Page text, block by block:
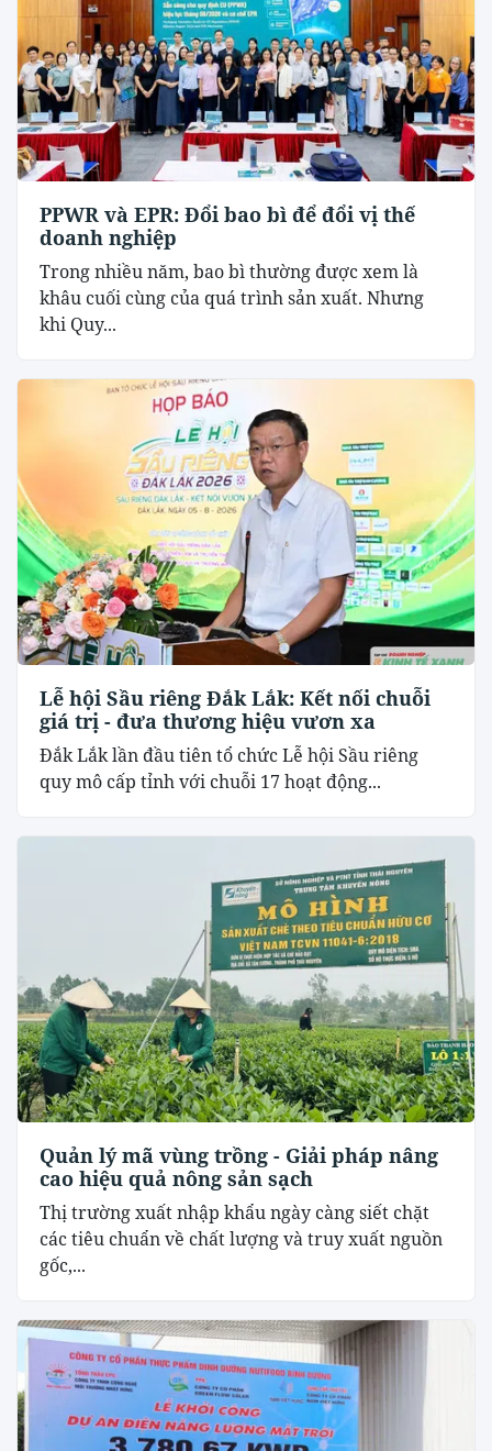
PPWR và EPR: Đổi bao bì để đổi vị thế
doanh nghiệp
Trong nhiều năm, bao bì thường được xem là
khâu cuối cùng của quá trình sản xuất. Nhưng
khi Quy...
Lễ hội Sầu riêng Đắk Lắk: Kết nối chuỗi
giá trị - đưa thương hiệu vươn xa
Đắk Lắk lần đầu tiên tổ chức Lễ hội Sầu riêng
quy mô cấp tỉnh với chuỗi 17 hoạt động...
Quản lý mã vùng trồng - Giải pháp nâng
cao hiệu quả nông sản sạch
Thị trường xuất nhập khẩu ngày càng siết chặt
các tiêu chuẩn về chất lượng và truy xuất nguồn
gốc,...